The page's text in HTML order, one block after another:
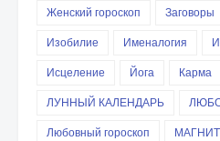
Женский гороскоп
Заговоры
Изобилие
Именалогия
Исцеление
Йога Карма
ЛУННЫЙ КАЛЕНДАРЬ
Любовный гороскоп